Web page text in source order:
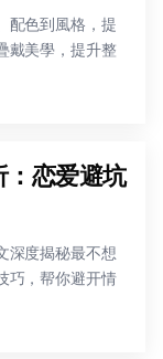
配色到風格，提
戴美學，提升整
恋爱避坑
深度揭秘最不想
巧，帮你避开情